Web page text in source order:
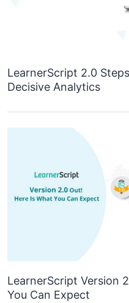
LearnerScript 2.0
Decisive Analytics
LearnerScript Version
You Can Expect